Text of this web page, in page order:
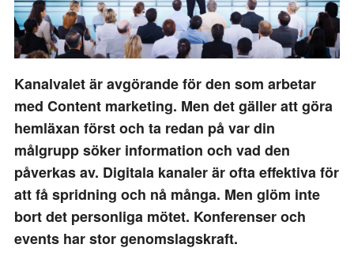
Kanalvalet är avgörande för den som arbetar
med Content marketing. Men det gäller att göra
hemläxan först och ta redan på var din
målgrupp söker information och vad den
påverkas av. Digitala kanaler är ofta effektiva för
att få spridning och nå många. Men glöm inte
bort det personliga mötet. Konferenser och
events har stor genomslagskraft.